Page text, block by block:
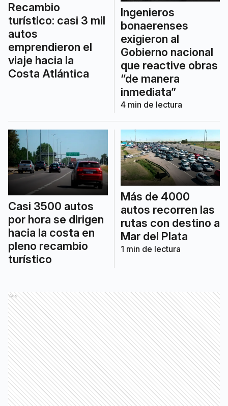
Recambio
turístico: casi 3 mil
autos
emprendieron el
viaje hacia la
Costa Atlántica
Ingenieros
bonaerenses
exigieron al
Gobierno nacional
que reactive obras
“de manera
inmediata”
4min de lectura
Casi 3500 autos
por hora se dirigen
hacia la costa en
pleno recambio
turístico
Más de 4000
autos recorren las
rutas con destino a
Mar del Plata
1 min de lectura
Ads